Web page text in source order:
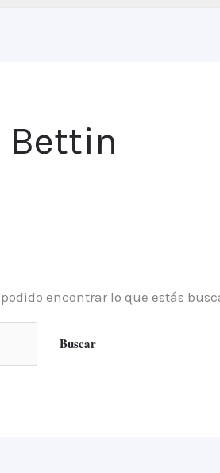
Bettin
encontrar lo que estás